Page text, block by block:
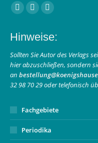
Finden Sie uns auf:
Facebook
opens
in
new
window
Instagram
opens
in
new
window
E-
page
opens
in
new
window
Hinweise:
Sollten Sie Autor des Verlags
hier abzuschließen, sondern
an
32 98 70 29 oder telefonisch
Fachgebiete
Periodika